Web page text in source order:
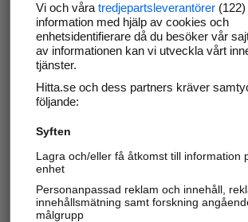
kunder i ditt närområde. Helt
Uppdatera din företagsinformation
Svara på och hantera dina
Har du redan verifierat ditt företag?
Vi och våra tredjepartsleverantörer(122)
information med hjälp av cookies och
enhetsidentifierare då du besöker vår
av informationen kan vi utveckla vårt
tjänster.
Hitta.se och dess partners kräver
följande:
Syften
Lagra och/eller få åtkomst till information
enhet
Personanpassad reklam och innehåll,
innehållsmätning samt forskning
målgrupp